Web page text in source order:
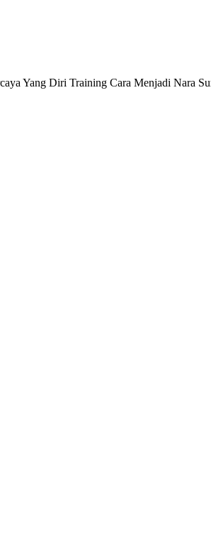
Yang Diri Training Cara Menjadi Nara